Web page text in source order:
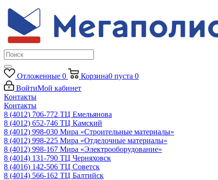
Отложенные 0 Корзина0 пуста 0
ВойтиМой кабинет
Контакты
Контакты
8 (4012) 706-772 ТЦ Емельянова
8 (4012) 652-746 ТЦ Камский
8 (4012) 998-030 Мира «Строительные материалы»
8 (4012) 998-225 Мира «Отделочные материалы»
8 (4012) 998-167 Мира «Электрооборудование»
8 (4014) 131-790 ТЦ Черняховск
8 (4016) 142-506 ТЦ Советск
8 (4014) 566-162 ТЦ Балтийск